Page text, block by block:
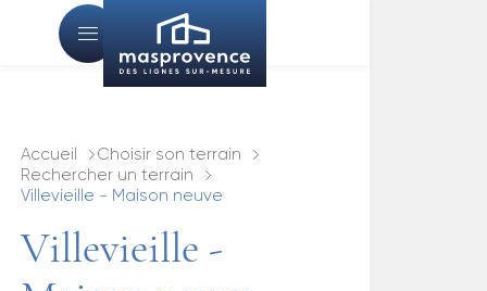
Accueil
Choisir son terrain
Rechercher un terrain
Villevieille - Maison neuve
Villevieille -